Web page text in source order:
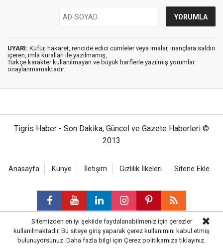
UYARI: Küfür, hakaret, rencide edici cümleler veya imalar, inançlara saldırı
içeren, imla kuralları ile yazılmamış,
Türkçe karakter kullanılmayan ve büyük harflerle yazılmış yorumlar
onaylanmamaktadır.
Tigris Haber - Son Dakika, Güncel ve Gazete Haberleri ©
2013
Anasayfa Künye İletişim Gizlilik İlkeleri Sitene Ekle
Haber Portalı Yazılımı
Sitemizden en iyi şekilde faydalanabilmeniz için çerezler
kullanılmaktadır. Bu siteye giriş yaparak çerez kullanımını kabul etmiş
bulunuyorsunuz. Daha fazla bilgi için Çerez politikamıza tıklayınız.